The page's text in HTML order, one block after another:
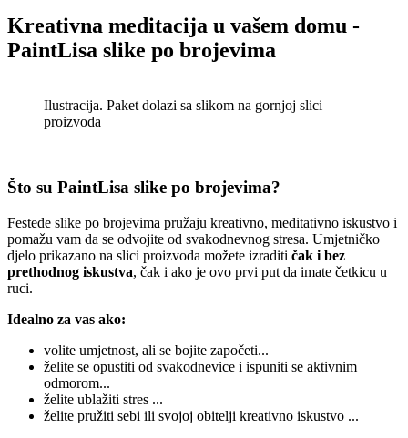
Osvijetljeno, stolno povećalo
€11.90 Original price was:
€11.90. €8.90
Current price is: €8.90.
Read More
Read
Otvarajuće, prijenosno džepno
Kreativna meditacija u vašem domu -
PaintLisa slike po brojevima
Ilustracija. Paket dolazi sa slikom na gornjoj slici
proizvoda
Što su PaintLisa slike po brojevima?
Festede slike po brojevima pružaju kreativno, meditativno iskustvo i
pomažu vam da se odvojite od svakodnevnog stresa. Umjetničko
djelo prikazano na slici proizvoda možete izraditi čak i bez
prethodnog iskustva, čak i ako je ovo prvi put da imate četkicu u
ruci.
Idealno za vas ako:
volite umjetnost, ali se bojite započeti...
želite se opustiti od svakodnevice i ispuniti se aktivnim
odmorom...
želite ublažiti stres ...
želite pružiti sebi ili svojoj obitelji kreativno iskustvo ...